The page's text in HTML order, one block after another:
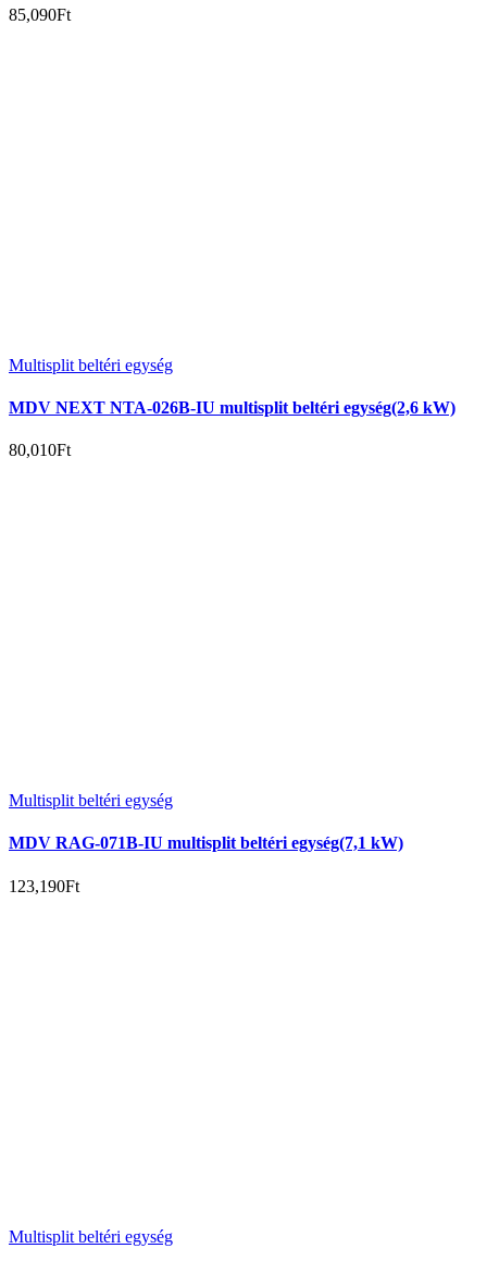
85,090Ft
Multisplit beltéri egység
MDV NEXT NTA-026B-IU multisplit beltéri egység(2,6 kW)
80,010Ft
Multisplit beltéri egység
MDV RAG-071B-IU multisplit beltéri egység(7,1 kW)
123,190Ft
Multisplit beltéri egység